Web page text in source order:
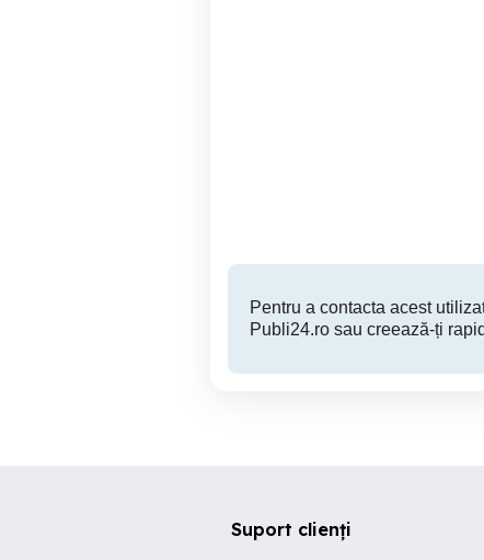
Pentru a contacta acest
Publi24.ro sau creează-ți
Suport clienți